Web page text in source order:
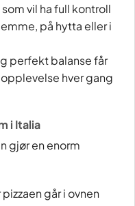
vil ha full kontroll
på hytta eller i
perfekt balanse får
hver gang
i Italia
gjør en enorm
går i ovnen